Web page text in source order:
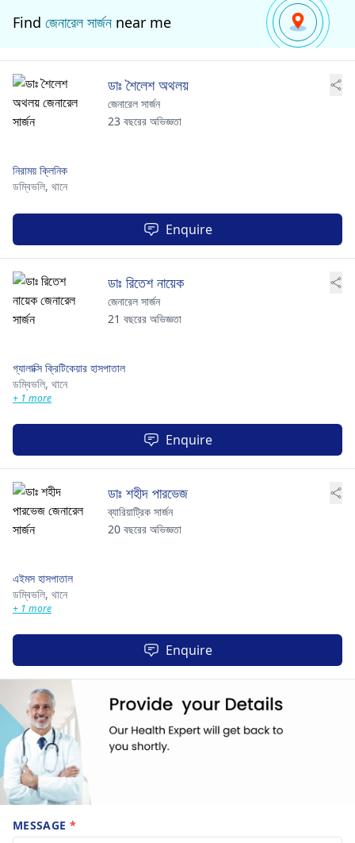
Find জেনারেল সার্জন near me
ডাঃ শৈলেশ অথলয়
জেনারেল সার্জন
23 বছরের অভিজ্ঞতা
নিরাময় ক্লিনিক
ডম্বিভলি, থানে
Enquire
ডাঃ রিতেশ নায়েক
জেনারেল সার্জন
21 বছরের অভিজ্ঞতা
গ্যালাক্সি ক্রিটিকেয়ার হাসপাতাল
ডম্বিভলি, থানে
+ 1 more
Enquire
ডাঃ শহীদ পারভেজ
ব্যারিয়াট্রিক সার্জন
20 বছরের অভিজ্ঞতা
এইমস হাসপাতাল
ডম্বিভলি, থানে
+ 1 more
Enquire
MESSAGE *